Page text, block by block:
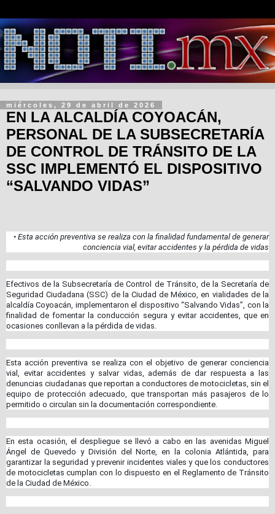
miércoles, 29 de abril de 2026
EN LA ALCALDÍA COYOACÁN,
PERSONAL DE LA SUBSECRETARÍA
DE CONTROL DE TRÁNSITO DE LA
SSC IMPLEMENTÓ EL DISPOSITIVO
“SALVANDO VIDAS”
• Esta acción preventiva se realiza con la finalidad fundamental de generar
conciencia vial, evitar accidentes y la pérdida de vidas
Efectivos de la Subsecretaría de Control de Tránsito, de la Secretaría de
Seguridad Ciudadana (SSC) de la Ciudad de México, en vialidades de la
alcaldía Coyoacán, implementaron el dispositivo “Salvando Vidas”, con la
finalidad de fomentar la conducción segura y evitar accidentes, que en
ocasiones conllevan a la pérdida de vidas.
Esta acción preventiva se realiza con el objetivo de generar conciencia
vial, evitar accidentes y salvar vidas, además de dar respuesta a las
denuncias ciudadanas que reportan a conductores de motocicletas, sin el
equipo de protección adecuado, que transportan más pasajeros de lo
permitido o circulan sin la documentación correspondiente.
En esta ocasión, el despliegue se llevó a cabo en las avenidas Miguel
Ángel de Quevedo y División del Norte, en la colonia Atlántida, para
garantizar la seguridad y prevenir incidentes viales y que los conductores
de motocicletas cumplan con lo dispuesto en el Reglamento de Tránsito
de la Ciudad de México.